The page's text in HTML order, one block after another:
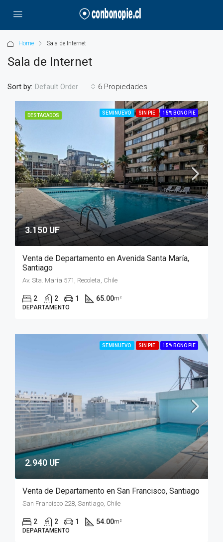
Home Sala de Internet
Sala de Internet
6 Propiedades
Sort by: Default Order
DESTACADOS SEMINUEVO SIN PIE 15% BONO PIE
3.150 UF
Venta de Departamento en Avenida Santa María,
Santiago
Av. Sta. María 571, Recoleta, Chile
2 2 1 65.00m²
DEPARTAMENTO
SEMINUEVO SIN PIE 15% BONO PIE
2.940 UF
Venta de Departamento en San Francisco, Santiago
San Francisco 228, Santiago, Chile
2 2 1 54.00m²
DEPARTAMENTO